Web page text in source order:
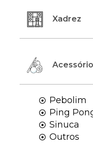
Xadrez
 Pebolim
 Ping
 Sinuca
 Outros